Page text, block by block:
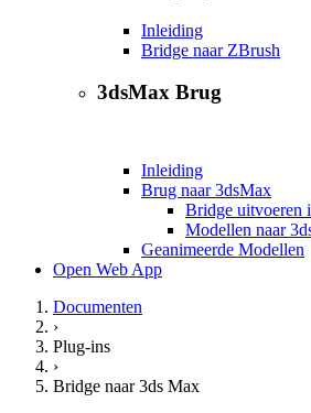
Inleiding
Bridge naar ZBrush
3dsMax Brug
Inleiding
Brug naar 3dsMax
Bridge uitvoeren
Modellen naar
Geanimeerde Modellen
Open Web App
Documenten
›
Plug-ins
›
Bridge naar 3ds Max